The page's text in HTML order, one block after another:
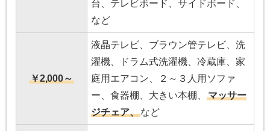
台、テレビボード、サイドボード、
など
￥2,000～
液晶テレビ、ブラウン管テレビ、洗
濯機、ドラム式洗濯機、冷蔵庫、家
庭用エアコン、２～３人用ソファ
ー、食器棚、大きい本棚、
マッサー
ジチェア、など